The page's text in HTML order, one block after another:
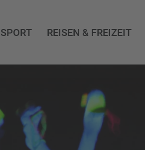
SPORT REISEN & FREIZEIT